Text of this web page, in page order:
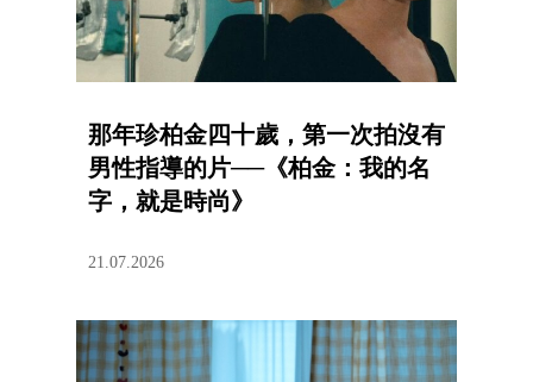
那年珍柏金四十歲，第一次拍沒有
男性指導的片──《柏金：我的名
字，就是時尚》
21.07.2026